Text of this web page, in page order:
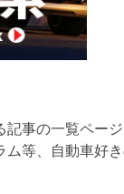
記事の一覧ペー
ム等、自動車好